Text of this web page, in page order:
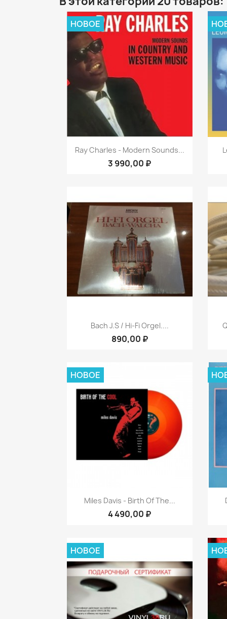
Быстрый просмотр
Ray Charles - Modern Sounds...
3 990,00 ₽
НОВОЕ
Быстрый просмотр
Bach J.S / Hi-Fi Orgel....
890,00 ₽
Быстрый просмотр
Miles Davis - Birth Of The...
4 490,00 ₽
НОВОЕ
НОВОЕ